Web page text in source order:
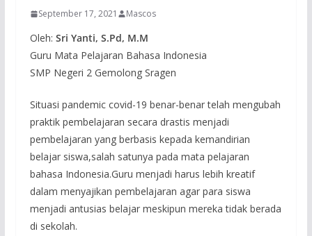
September 17, 2021 Mascos
Oleh: Sri Yanti, S.Pd, M.M
Guru Mata Pelajaran Bahasa Indonesia
SMP Negeri 2 Gemolong Sragen
Situasi pandemic covid-19 benar-benar telah mengubah
praktik pembelajaran secara drastis menjadi
pembelajaran yang berbasis kepada kemandirian
belajar siswa,salah satunya pada mata pelajaran
bahasa Indonesia.Guru menjadi harus lebih kreatif
dalam menyajikan pembelajaran agar para siswa
menjadi antusias belajar meskipun mereka tidak berada
di sekolah.